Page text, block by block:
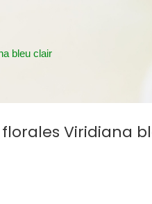
bleu clair
Viridiana